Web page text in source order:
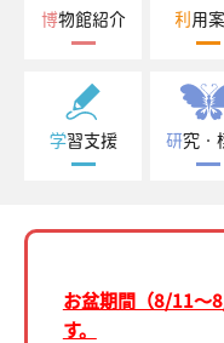
博物館紹介 利用
学習支援 研究
お盆期間（8/11～
す。